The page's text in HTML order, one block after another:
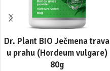
Dr. Plant BIO Ječmena trava
u prahu (Hordeum vulgare)
80g